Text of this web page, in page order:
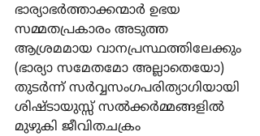
ഭാര്യാഭര്‍ത്താക്കന്മാര്‍ ഉഭയ
സമ്മതപ്രകാരം അടുത്ത
ആശ്രമമായ വാനപ്രസ്ഥത്തിലേക്കും
(ഭാര്യാ സമേതമോ അല്ലാതെയോ)
തുടര്‍ന്ന് സര്‍വ്വസംഗപരിത്യാഗിയായി
ശിഷ്ടായുസ്സ് സല്‍ക്കര്‍മ്മങ്ങളില്‍
മുഴുകി ജീവിതചക്രം